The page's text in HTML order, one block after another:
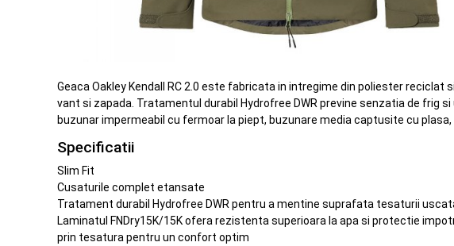
Geaca Oakley Kendall RC 2.0 este fabricata in intregime din poliester
vant si zapada. Tratamentul durabil Hydrofree DWR previne senzatia de frig
buzunar impermeabil cu fermoar la piept, buzunare media captusite cu
Specificatii
Slim Fit
Cusaturile complet etansate
Tratament durabil Hydrofree DWR pentru a mentine suprafata tesaturii
Laminatul FNDry15K/15K ofera rezistenta superioara la apa si protectie
prin tesatura pentru un confort optim